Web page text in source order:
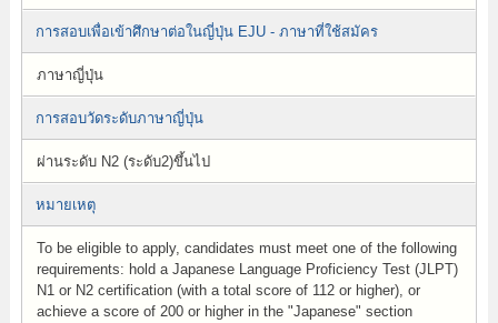
การสอบเพื่อเข้าศึกษาต่อในญี่ปุ่น EJU - ภาษาที่ใช้สมัคร
ภาษาญี่ปุ่น
การสอบวัดระดับภาษาญี่ปุ่น
ผ่านระดับ N2 (ระดับ2)ขึ้นไป
หมายเหตุ
To be eligible to apply, candidates must meet one of the following
requirements: hold a Japanese Language Proficiency Test (JLPT)
N1 or N2 certification (with a total score of 112 or higher), or
achieve a score of 200 or higher in the "Japanese" section